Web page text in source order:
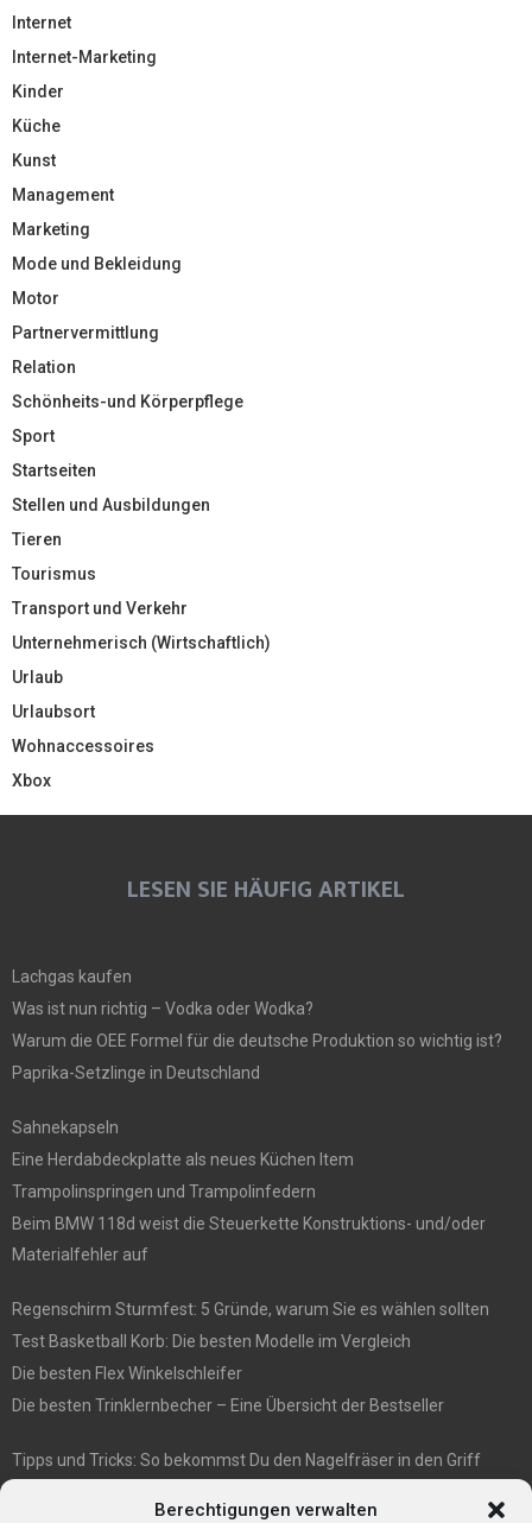
Berechtigungen verwalten
Internet
Internet-Marketing
Kinder
Küche
Kunst
Management
Marketing
Mode und Bekleidung
Motor
Partnervermittlung
Relation
Schönheits-und Körperpflege
Sport
Startseiten
Stellen und Ausbildungen
Tieren
Tourismus
Transport und Verkehr
Unternehmerisch (Wirtschaftlich)
Urlaub
Urlaubsort
Wohnaccessoires
Xbox
LESEN SIE HÄUFIG ARTIKEL
Lachgas kaufen
Was ist nun richtig – Vodka oder Wodka?
Warum die OEE Formel für die deutsche Produktion so wichtig ist?
Paprika-Setzlinge in Deutschland
Sahnekapseln
Eine Herdabdeckplatte als neues Küchen Item
Trampolinspringen und Trampolinfedern
Beim BMW 118d weist die Steuerkette Konstruktions- und/oder
Materialfehler auf
Regenschirm Sturmfest: 5 Gründe, warum Sie es wählen sollten
Test Basketball Korb: Die besten Modelle im Vergleich
Die besten Flex Winkelschleifer
Die besten Trinklernbecher – Eine Übersicht der Bestseller
Tipps und Tricks: So bekommst Du den Nagelfräser in den Griff